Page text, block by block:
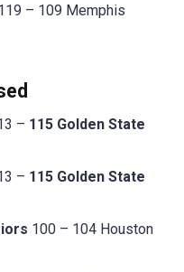
– 109 Memphis
– 115 Golden State
– 115 Golden State
100 – 104 Houston